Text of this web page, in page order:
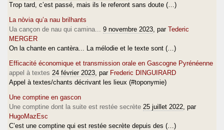
Trop tard, c’est passé, mais ils le referont sans doute (…)
La nòvia qu’a nau brilhants
Ua cançon de nau qui camina...
9 novembre 2023 , par Tederic
MERGER
On la chante en cantèra... La mélodie et le texte sont (…)
Efficacité économique et transmission orale en Gascogne Pyrénéenne
appel à textes 24 février 2023 , par Frederic DINGUIRARD
Appel à textes/chants décrivant les lieux (#toponymie)
Une comptine en gascon
Une comptine dont la suite est restée secrète 25 juillet 2022 , par
HugoMazEsc
C’est une comptine qui est restée secrète depuis des (…)